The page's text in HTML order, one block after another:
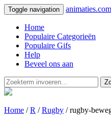
Toggle navigation animaties.com
Home
Populaire Categorieën
Populaire Gifs
Help
Beveel ons aan
Home /R /Rugby / rugby-